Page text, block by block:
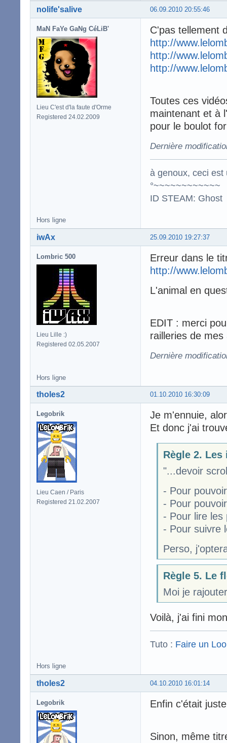
06.09.2010 20:55:46
nolife'salive
MaN FaYe GaNg CéLiB'
Lieu C'est d'la faute d'Orme
Registered 24.02.2009
C'pas tellement
http://
http://
http://
Toutes ces
maintenant et à
pour le boulot
Dernière
à genoux, ceci est
°~~~~~~~~~~~~
ID STEAM: Ghost
Hors ligne
25.09.2010 19:27:37
iwAx
Lombric 500
Lieu Lille :)
Registered 02.05.2007
Erreur dans le
http://
L'animal en
EDIT : merci
railleries de
Dernière
Hors ligne
01.10.2010 16:30:09
tholes2
Legobrik
Lieu Caen / Paris
Registered 21.02.2007
Je m'ennuie,
Et donc j'ai
Règle 2.
"...devoir
- Pour
- Pour
- Pour lire les
- Pour suivre
Perso,
Règle 5. Le
Moi je
Voilà, j'ai fini
Tuto : Faire un
Hors ligne
04.10.2010 16:01:14
tholes2
Legobrik Enfin c'était
Sinon, même